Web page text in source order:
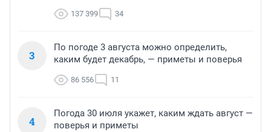
137 399 34
3
По погоде 3 августа можно определить,
каким будет декабрь, — приметы и поверья
86 556 11
4
Погода 30 июля укажет, каким ждать август —
поверья и приметы